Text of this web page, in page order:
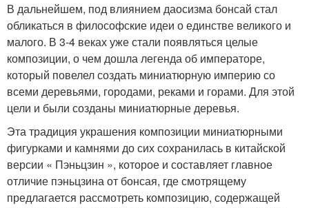
В дальнейшем, под влиянием даосизма бонсай стал
обликаться в философские идеи о единстве великого и
малого. В 3-4 веках уже стали появляться целые
композиции, о чем дошла легенда об императоре,
который повелел создать миниатюрную империю со
всеми деревьями, городами, реками и горами. Для этой
цели и были созданы миниатюрные деревья.
Эта традиция украшения композиции миниатюрными
фигурками и камнями до сих сохранилась в китайской
версии « Пэньцзин », которое и составляет главное
отличие пэньцзина от бонсая, где смотрящему
предлагается рассмотреть композицию, содержащей